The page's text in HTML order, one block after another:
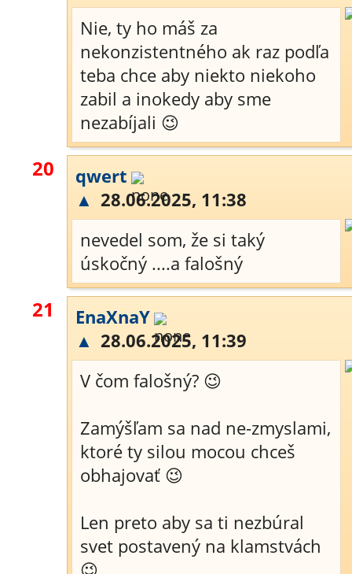
Nie, ty ho máš za
nekonzistentného ak raz podľa
teba chce aby niekto niekoho
zabil a inokedy aby sme
nezabíjali 😉
20
qwert
▲ 28.06.2025, 11:38
nevedel som, že si taký
úskočný ....a falošný
21
EnaXnaY
▲ 28.06.2025, 11:39
V čom falošný? 😉
Zamýšľam sa nad ne-zmyslami,
ktoré ty silou mocou chceš
obhajovať 😉
Len preto aby sa ti nezbúral
svet postavený na klamstvách
😉